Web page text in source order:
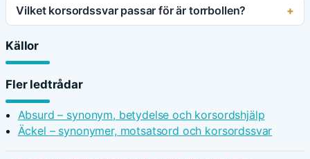
Vilket korsordssvar passar för är torrbollen?
Källor
Fler ledtrådar
Absurd – synonym, betydelse och korsordshjälp
Äckel – synonymer, motsatsord och korsordssvar